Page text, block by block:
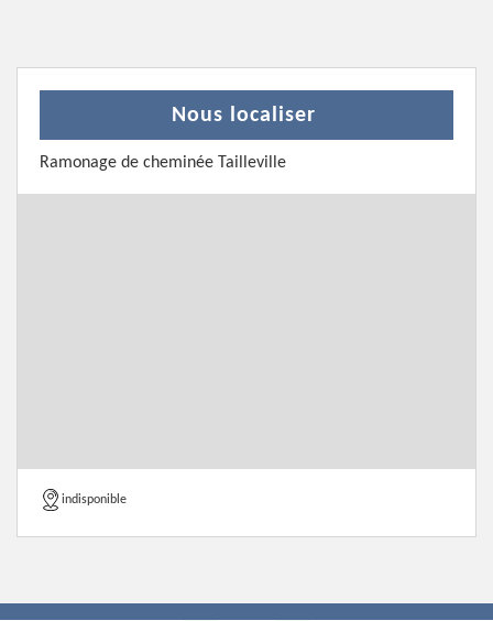
Nous localiser
Ramonage de cheminée Tailleville
indisponible